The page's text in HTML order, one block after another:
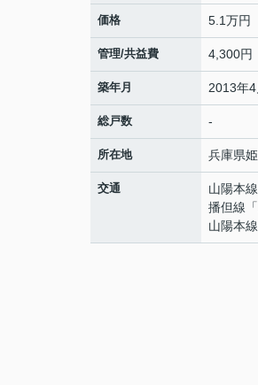
価格 5.1万円
管理/共益費 4,300円
築年月 2013年4
総戸数 -
所在地 兵庫県
交通 山陽本線
播但線 「
山陽本線